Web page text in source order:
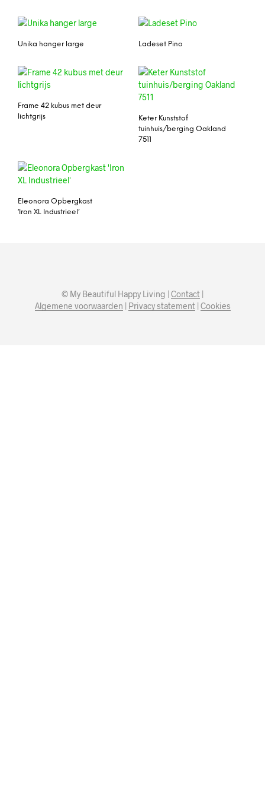
Unika hanger large Ladeset Pino
Frame 42 kubus met deur
lichtgrijs
Keter Kunststof
tuinhuis/berging Oakland
7511
Eleonora Opbergkast
‘Iron XL Industrieel’
© My Beautiful Happy Living | Contact |
Algemene voorwaarden | Privacy statement| Cookies